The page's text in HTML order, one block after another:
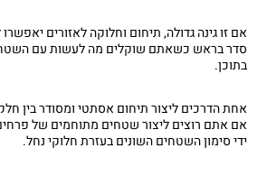
אם זו גינה גדולה, תיחום וחלוקה לאזורים
סדר בראש כשאתם שוקלים מה לעשות עם השטח
בתוכן.
אחת הדרכים ליצור תיחום אסתטי ומסודר בין
אם אתם רוצים ליצור שטחים מתוחמים של
ידי סימון השטחים השונים בעזרת חלוקי נחל.